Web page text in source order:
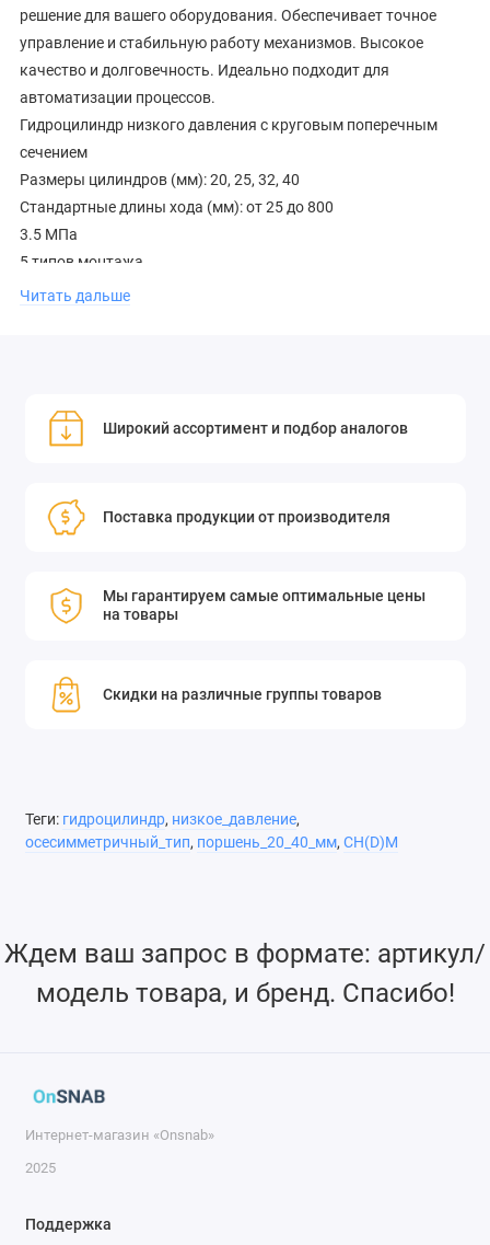
решение для вашего оборудования. Обеспечивает точное
управление и стабильную работу механизмов. Высокое
качество и долговечность. Идеально подходит для
автоматизации процессов.
Гидроцилиндр низкого давления с круговым поперечным
сечением
Размеры цилиндров (мм): 20, 25, 32, 40
Стандартные длины хода (мм): от 25 до 800
3.5 МПа
5 типов монтажа
Возможность установки датчиков положения
Читать дальше
Широкий ассортимент и подбор аналогов
Поставка продукции от производителя
Мы гарантируем самые оптимальные цены
на товары
Скидки на различные группы товаров
Теги: гидроцилиндр, низкое_давление,
осесимметричный_тип, поршень_20_40_мм, CH(D)M
Ждем ваш запрос в формате: артикул/
модель товара, и бренд. Спасибо!
Интернет-магазин «Onsnab»
2025
Поддержка